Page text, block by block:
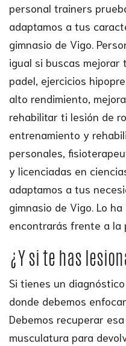
personal trainers
adaptamos a tus
gimnasio de Vigo.
igual si buscas
padel, ejercicios
alto rendimiento,
rehabilitar ti lesión de
entrenamiento y
personales,
y licenciadas en
adaptamos a tus
gimnasio de Vigo. Lo
encontrarás frente a la
¿Y si te has
Si tienes un
donde debemos
Debemos recuperar
musculatura para